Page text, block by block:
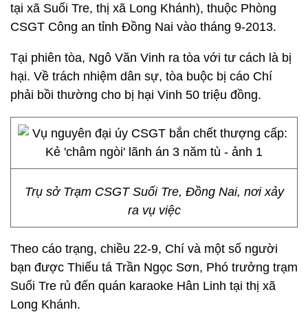
tại xã Suối Tre, thị xã Long Khánh), thuộc Phòng
CSGT Công an tỉnh Đồng Nai vào tháng 9-2013.
Tại phiên tòa, Ngô Văn Vinh ra tòa với tư cách là bị
hại. Về trách nhiệm dân sự, tòa buộc bị cáo Chí
phải bồi thường cho bị hại Vinh 50 triệu đồng.
Trụ sở Trạm CSGT Suối Tre, Đồng Nai, nơi xảy
ra vụ việc
Theo cáo trạng, chiều 22-9, Chí và một số người
bạn được Thiếu tá Trần Ngọc Sơn, Phó trưởng trạm
Suối Tre rủ đến quán karaoke Hân Linh tại thị xã
Long Khánh.